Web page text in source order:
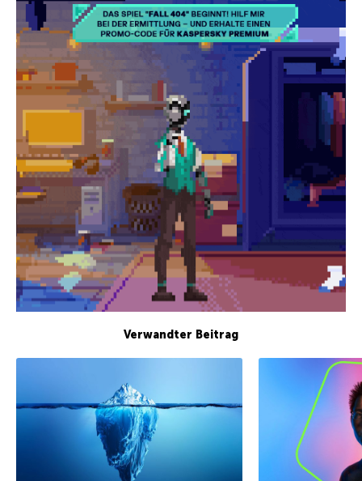
Verwandter Beitrag